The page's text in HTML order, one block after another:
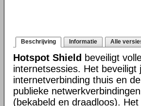
Beschrijving Informatie Alle
Hotspot Shield beveiligt
internetsessies. Het beveiligt
internetverbinding thuis en de
publieke netwerkverbindingen
(bekabeld en draadloos). Het